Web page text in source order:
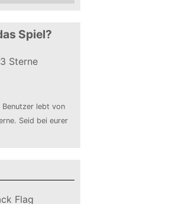
Spiel?
lebt von
Seid bei eurer